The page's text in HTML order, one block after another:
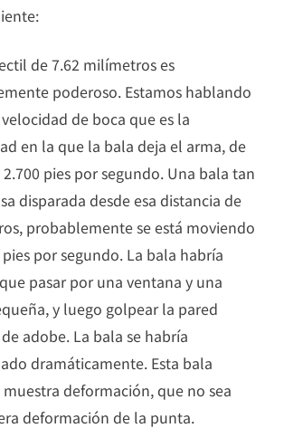
de 7.62 milímetros es
poderoso. Estamos hablando
de boca que es la
en la que la bala deja el arma, de
2.700 pies por segundo. Una bala tan
disparada desde esa distancia de
probablemente se está moviendo
pies por segundo. La bala habría
pasar por una ventana y una
y luego golpear la pared
adobe. La bala se habría
dramáticamente. Esta bala
muestra deformación, que no sea
deformación de la punta.